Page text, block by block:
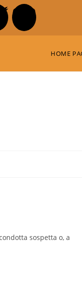
HOME
sospetta o, a